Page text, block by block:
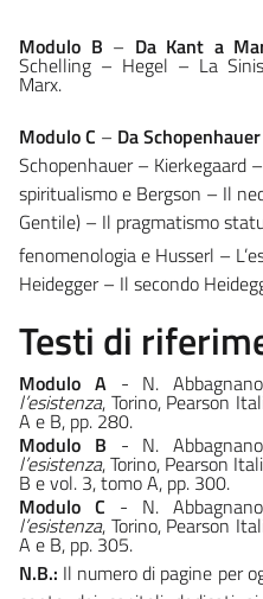
Modulo B – Da Kant a
Schelling – Hegel – La
Marx.
Modulo C – Da
Schopenhauer – Kierkegaard
spiritualismo e Bergson – Il
Gentile) – Il pragmatismo
fenomenologia e Husserl –
Heidegger – Il secondo
Testi di
Modulo A - N.
l’esistenza, Torino, Pearson
A e B, pp. 280.
Modulo B - N.
l’esistenza, Torino, Pearson
B e vol. 3,tomoA, pp. 300.
Modulo C - N.
l’esistenza, Torino, Pearson
A e B, pp. 305.
N.B.: Il numero di pagine per